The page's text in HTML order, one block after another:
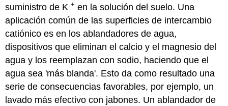
suministro de K+ en la solución del suelo. Una
aplicación común de las superficies de intercambio
catiónico es en los ablandadores de agua,
dispositivos que eliminan el calcio y el magnesio del
agua y los reemplazan con sodio, haciendo que el
agua sea 'más blanda'. Esto da como resultado una
serie de consecuencias favorables, por ejemplo, un
lavado más efectivo con jabones. Un ablandador de